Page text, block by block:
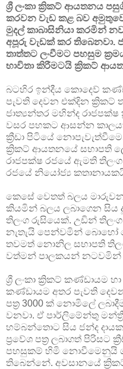
ශ්‍රී ලංකා ක්‍රිකට් ආයතනය
කරවන වැඩ කළ බව
මුදල් කාබාසිනියා කරමින්
අපූරු වැඩක් කර තිබෙනවා.
තාත්තට ලංවීමට පහසුම
භාවිතා කිරීමටයි ක්‍රිකට්
බටහිර ඉන්දීය කොදෙව්
පැවති දෙවන එක්දින ක්‍රිකට්
ජාත්‍යන්තර මහින්ද රාජපක්ෂ
වසර පහකට ආසන්න
ක්‍රීඩා පිටියේ
ක්‍රිකට් ආයතනයේ සභාපති
රාජපක්ෂ රජයේ ඇමති
රජයේ නියෝජ්‍ය
කෙසේ වෙතත් බලය
කියමින් බලය ලබාගෙන සිය
තිලංග රුසියෙක්. උඩින්
නැතැයි පෙන්වමින් බොහෝ
තවමත් නොනිල සභාපති
වත්මන් පාලකයන් නටවමින්
ශ්‍රී ලංකා ක්‍රිකට් කණ්ඩායම
කණ්ඩායම අතර පැවති
පත්‍ර 3000 ක් නොමිලේ
වනවා. ඒ පාර්ලිමේන්තු
හම්බන්තොට සිය ජන්ද
ප්‍රවේශ පත්‍ර ලබාගත්
පහසුකම් හිමි නොවීමෙනුයි
තිබෙන්නේ. අවසානයේ